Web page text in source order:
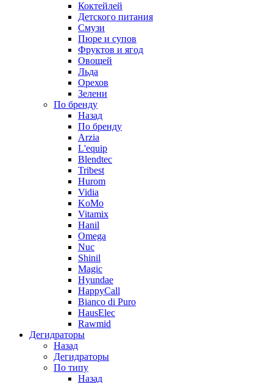
Коктейлей
Детского питания
Смузи
Пюре и супов
Фруктов и ягод
Овощей
Льда
Орехов
Зелени
По бренду
Назад
По бренду
Arzia
L'equip
Blendtec
Tribest
Hurom
Vidia
KoMo
Vitamix
Hanil
Omega
Nuc
Shinil
Magic
Hyundae
HappyCall
Bianco di Puro
HausElec
Rawmid
Дегидраторы
Назад
Дегидраторы
По типу
Назад